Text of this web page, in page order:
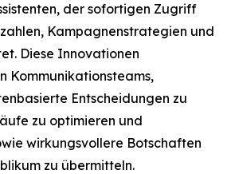
der sofortigen Zugriff
Kampagnenstrategien und
Diese Innovationen
Kommunikationsteams,
Entscheidungen zu
zu optimieren und
wirkungsvollere Botschaften
zu übermitteln.